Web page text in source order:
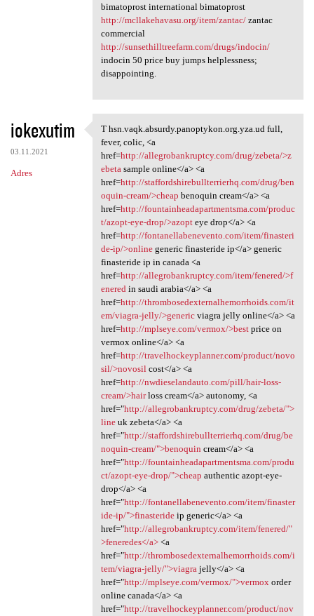
bimatoprost international bimatoprost
http://mcllakehavasu.org/item/zantac/zantac
commercial
http://sunsethilltreefarm.com/drugs/indocin/
indocin 50 price buy jumps helplessness;
disappointing.
iokexutim
03.11.2021
Adres
T hsn.vaqk.absurdy.panoptykon
T hsn.vaqk.absurdy.panoptykon.org.yza.ud full,
fever, colic, <a
href=http://allegrobankruptcy.com/drug/zebeta/>z
ebetasample online</a> <a
href=http://staffordshirebullterrierhq.com/drug/ben
oquin-cream/>cheap benoquin cream</a> <a
href=http://fountainheadapartmentsma.com/produc
t/azopt-eye-drop/>azopteye drop</a> <a
href=http://fontanellabenevento.com/item/finasteri
de-ip/>onlinegeneric finasteride ip</a> generic
finasteride ip in canada <a
href=http://allegrobankruptcy.com/item/fenered/>f
eneredin saudi arabia</a> <a
href=http://thrombosedexternalhemorrhoids.com/it
em/viagra-jelly/>genericviagra jelly online</a> <a
href=http://mplseye.com/vermox/>bestprice on
vermox online</a> <a
href=http://travelhockeyplanner.com/product/novo
sil/>novosilcost</a> <a
href=http://nwdieselandauto.com/pill/hair-loss-
cream/>hairloss cream</a> autonomy, <a
href="http://allegrobankruptcy.com/drug/zebeta/">
lineuk zebeta</a> <a
href="http://staffordshirebullterrierhq.com/drug/be
noquin-cream/">benoquin cream</a> <a
href="http://fountainheadapartmentsma.com/produ
ct/azopt-eye-drop/">cheap authentic azopt-eye-
drop</a> <a
href="http://fontanellabenevento.com/item/finaster
ide-ip/">finasterideip generic</a> <a
href="http://allegrobankruptcy.com/item/fenered/"
>feneredes</a><a
href="http://thrombosedexternalhemorrhoids.com/i
tem/viagra-jelly/">viagrajelly</a> <a
href="http://mplseye.com/vermox/">vermoxorder
online canada</a> <a
href="http://travelhockeyplanner.com/product/nov